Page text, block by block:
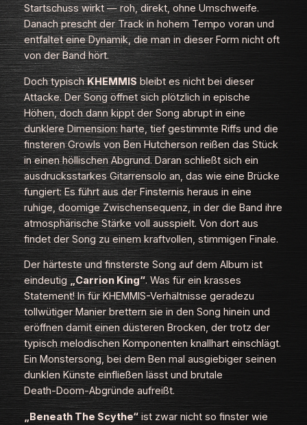
Startschuss wirkt — roh, direkt, ohne Umschweife.
Danach prescht der Track in hohem Tempo voran und
entfaltet eine Dynamik, die man in dieser Form nicht oft
von der Band hört.
Doch typischKHEMMISbleibt es nicht bei dieser
Attacke. Der Song öffnet sich plötzlich in epische
Höhen, doch dann kippt der Song abrupt in eine
dunklere Dimension: harte, tief gestimmte Riffs und die
finsteren Growls von Ben Hutcherson reißen das Stück
in einen höllischen Abgrund. Daran schließt sich ein
ausdrucksstarkes Gitarrensolo an, das wie eine Brücke
fungiert: Es führt aus der Finsternis heraus in eine
ruhige, doomige Zwischensequenz, in der die Band ihre
atmosphärische Stärke voll ausspielt. Von dort aus
findet der Song zu einem kraftvollen, stimmigen Finale.
Der härteste und finsterste Song auf dem Album ist
eindeutig„Carrion King“. Was für ein krasses
Statement! In für KHEMMIS-Verhältnisse geradezu
tollwütiger Manier brettern sie in den Song hinein und
eröffnen damit einen düsteren Brocken, der trotz der
typisch melodischen Komponenten knallhart einschlägt.
Ein Monstersong, bei dem Ben mal ausgiebiger seinen
dunklen Künste einfließen lässt und brutale
Death‑Doom‑Abgründe aufreißt.
„Beneath The Scythe“ist zwar nicht so finster wie